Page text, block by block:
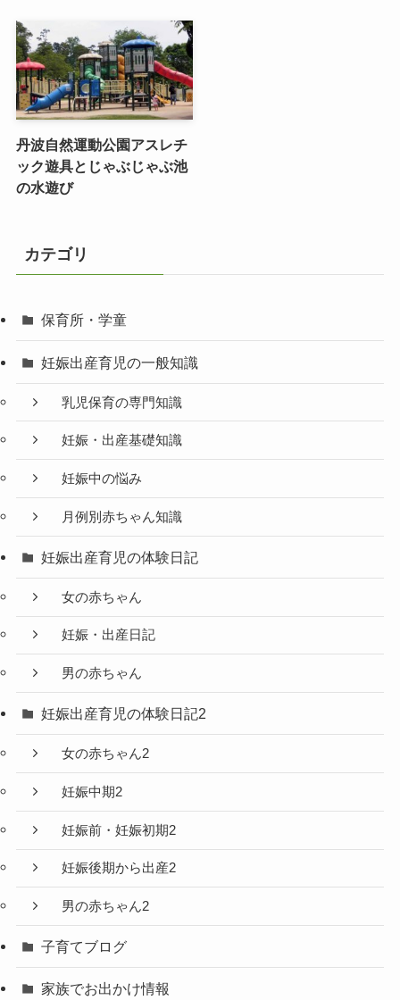
丹波自然運動公園アスレチ
ック遊具とじゃぶじゃぶ池
の水遊び
カテゴリ
保育所・学童
妊娠出産育児の一般知識
乳児保育の専門知識
妊娠・出産基礎知識
妊娠中の悩み
月例別赤ちゃん知識
妊娠出産育児の体験日記
女の赤ちゃん
妊娠・出産日記
男の赤ちゃん
妊娠出産育児の体験日記2
女の赤ちゃん2
妊娠中期2
妊娠前・妊娠初期2
妊娠後期から出産2
男の赤ちゃん2
子育てブログ
家族でお出かけ情報